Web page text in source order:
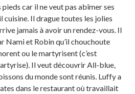
pieds car il ne veut pas abîmer ses
cuisine. Il drague toutes les jolies
jamais à avoir un rendez-vous. Il
Nami et Robin qu’il chouchoute
ou le martyrisent (c’est
Il veut découvrir All-blue,
du monde sont réunis. Luffy a
dans le restaurant où travaillait